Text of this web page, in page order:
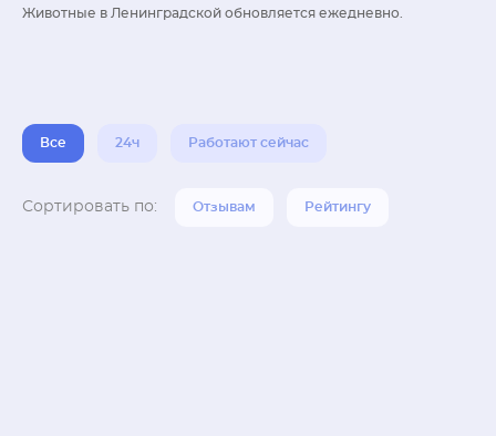
Животные в Ленинградской обновляется ежедневно.
Все 24ч Работают сейчас
Сортировать по: Отзывам Рейтингу